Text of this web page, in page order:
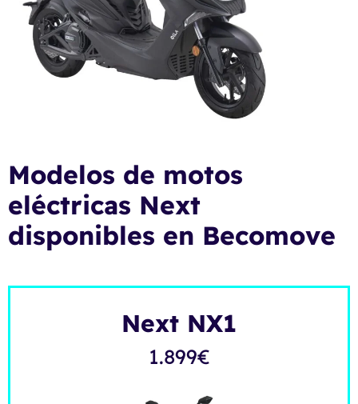
Modelos de motos
eléctricas Next
disponibles en Becomove
Next NX1
1.899€